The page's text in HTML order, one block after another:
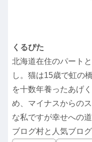
くるぴた
北海道在住のパート
し。猫は15歳で虹の
を十数年養ったあげ
め、マイナスからの
な私ですが幸せへの
ブログ村と人気ブロ